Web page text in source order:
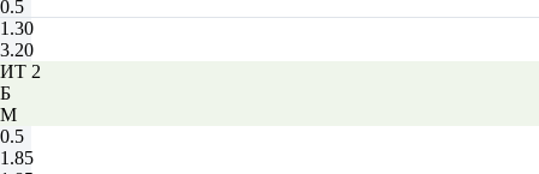
0.5
1.30
3.20
ИТ 2
Б
М
0.5
1.85